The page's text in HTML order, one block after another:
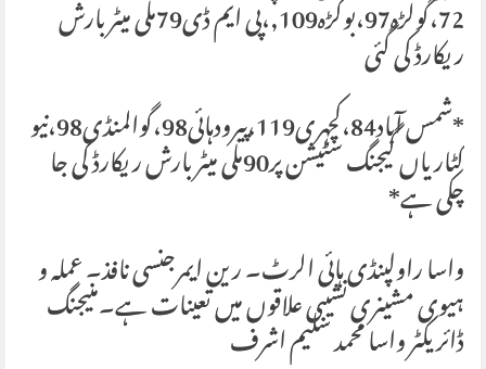
72،گولڑہ97،بوکڑہ109,،پی ایم ڈی79ملی میٹر بارش
ریکارڈ کی گئی
*شمس آباد84،کچہری119،پیرودہائی98،گوالمنڈی98،نیوکٹاریاں گیجنگ سٹیشن پر90ملی میٹر بارش ریکارڈ کی جا
چکی ہے*
واسا راولپنڈی ہائی الرٹ۔ رین ایمرجنسی نافذ۔ عملہ و
ہیوی مشینری نشیبی علاقوں میں تعینات ہے۔منیجنگ
ڈائریکٹر واسا محمد سلیم اشرف